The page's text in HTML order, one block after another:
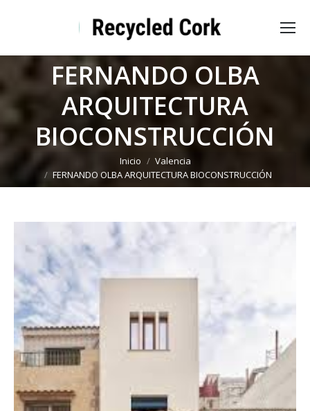
FERNANDO OLBA
ARQUITECTURA
BIOCONSTRUCCIÓN
Estás aquí: Inicio
Valencia
FERNANDO OLBA ARQUITECTURA BIOCONSTRUCCIÓN